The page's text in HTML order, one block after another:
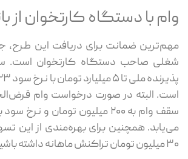
وام با دستگاه کارتخوان از
مهم‌ترین ضمانت برای دریافت این طرح،
شغلی صاحب دستگاه کارتخوان است.
است. البته در صورت درخواست وام
می‌یابد. همچنین برای بهره‌مندی از این
۳۰ میلیون تومان تراکنش ماهانه داشته باشید.